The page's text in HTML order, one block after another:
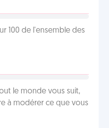
100 de l'ensemble des
le monde vous suit,
à modérer ce que vous